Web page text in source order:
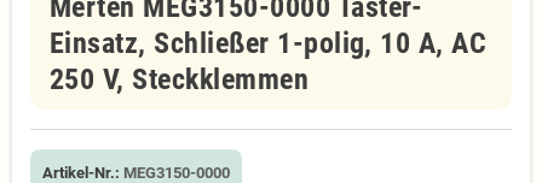
Merten MEG3150-0000 Taster-
Einsatz, Schließer 1-polig, 10 A, AC
250 V, Steckklemmen
Artikel-Nr.: MEG3150-0000